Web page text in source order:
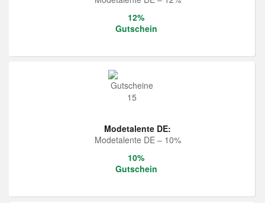
12%
Gutschein
Modetalente DE:
Modetalente DE – 10%
10%
Gutschein